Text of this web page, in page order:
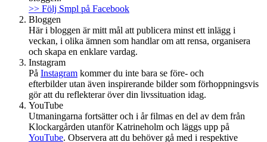
>> Följ Smpl på Facebook
Bloggen
Här i bloggen är mitt mål att publicera minst ett inlägg i
veckan, i olika ämnen som handlar om att rensa, organisera
och skapa en enklare vardag.
Instagram
På Instagram kommer du inte bara se före- och
efterbilder utan även inspirerande bilder som förhoppningsvis
gör att du reflekterar över din livssituation idag.
YouTube
Utmaningarna fortsätter och i år filmas en del av dem från
Klockargården utanför Katrineholm och läggs upp på
YouTube. Observera att du behöver gå med i respektive